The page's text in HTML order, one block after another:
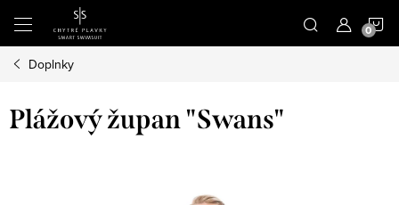
obsah
Doplnky
Plážový župan "Swans"